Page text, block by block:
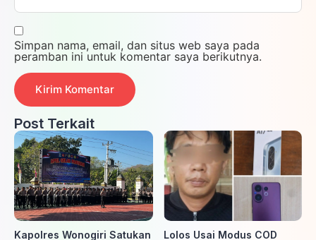
Simpan nama, email, dan situs web saya pada
peramban ini untuk komentar saya berikutnya.
Post Terkait
Kapolres Wonogiri Satukan Lolos Usai Modus COD